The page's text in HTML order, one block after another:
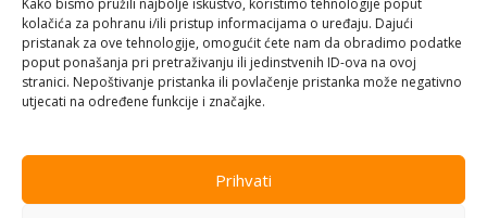
Kako bismo pružili najbolje iskustvo, koristimo tehnologije poput
kolačića za pohranu i/ili pristup informacijama o uređaju. Dajući
pristanak za ove tehnologije, omogućit ćete nam da obradimo podatke
poput ponašanja pri pretraživanju ili jedinstvenih ID-ova na ovoj
stranici. Nepoštivanje pristanka ili povlačenje pristanka može negativno
utjecati na određene funkcije i značajke.
Prihvati
Branilaca Bosne, 75 300 Lukavac
+387 35 555 999
info@pconer.ba